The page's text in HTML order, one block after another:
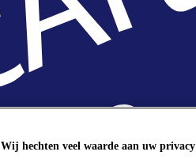
Wij hechten veel waarde aan uw privacy